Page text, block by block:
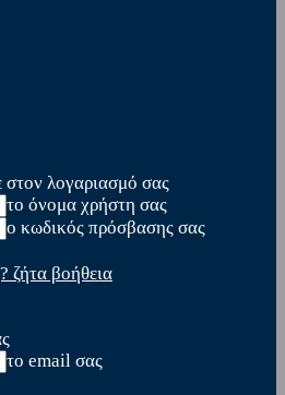
στον λογαριασμό σας
το όνομα χρήστη σας
ο κωδικός πρόσβασης σας
ζήτα βοήθεια
το email σας